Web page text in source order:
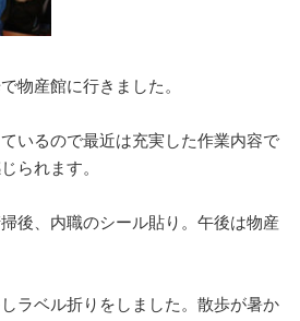
物産館に行きました。
いるので最近は充実した作業内容で
られます。
後、内職のシール貼り。午後は物産
ラベル折りをしました。散歩が暑か